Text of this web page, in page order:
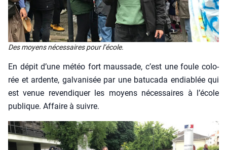
Des moyens néces­saires pour l’é­cole.
En dépit d’une météo fort maus­sade, c’est une foule colo­
rée et ardente, gal­va­ni­sée par une batu­ca­da endia­blée qui
est venue reven­di­quer les moyens néces­saires à l’école
publique. Affaire à suivre.